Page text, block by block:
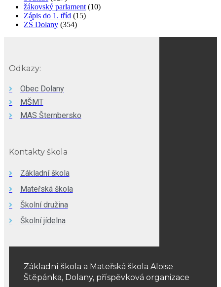
žákovský parlament (10)
Zápis do 1. tříd (15)
ZŠ Dolany (354)
Odkazy:
Obec Dolany
MŠMT
MAS Šternbersko
Kontakty škola
Základní škola
Mateřská škola
Školní družina
Školní jídelna
Základní škola a Mateřská škola Aloise
Štěpánka, Dolany, příspěvková organizace